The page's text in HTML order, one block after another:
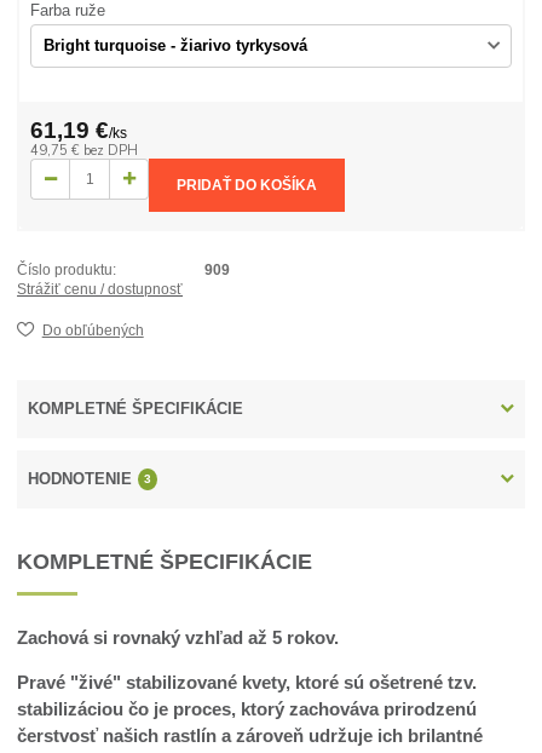
Farba ruže
61,19 €/ks
49,75 € bez DPH
PRIDAŤ DO KOŠÍKA
Číslo produktu:
909
Strážiť cenu / dostupnosť
Do obľúbených
KOMPLETNÉ ŠPECIFIKÁCIE
HODNOTENIE 3
KOMPLETNÉ ŠPECIFIKÁCIE
Zachová si rovnaký vzhľad až 5 rokov.
Pravé "živé" stabilizované kvety, ktoré sú ošetrené tzv.
stabilizáciou čo je proces, ktorý zachováva prirodzenú
čerstvosť našich rastlín a zároveň udržuje ich brilantné